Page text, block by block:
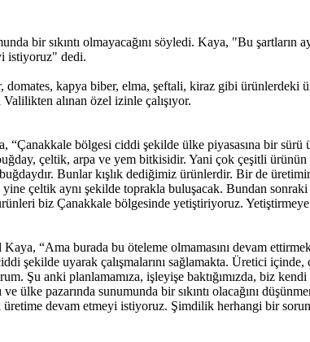
bir sıkıntı olmayacağını söyledi. Kaya, "Bu şartların
istiyoruz" dedi.
domates, kapya biber, elma, şeftali, kiraz gibi ürünlerdeki
alınan özel izinle çalışıyor.
bölgesi ciddi şekilde ülke piyasasına bir sürü
çeltik, arpa ve yem bitkisidir. Yani çok çeşitli
Bunlar kışlık dediğimiz ürünlerdir. Bir de
çeltik aynı şekilde toprakla buluşacak. Bundan
biz Çanakkale bölgesinde yetiştiriyoruz.
“Ama burada bu öteleme olmamasını devam
şekilde uyarak çalışmalarını sağlamakta. Üretici
Şu anki planlamamıza, işleyişe baktığımızda, biz
pazarında sunumunda bir sıkıntı olacağını
devam etmeyi istiyoruz. Şimdilik herhangi bir